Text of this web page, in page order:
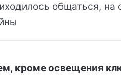
общаться,
кроме освещения